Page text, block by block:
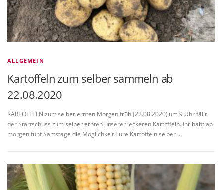
ALLGEMEIN
Kartoffeln zum selber sammeln ab
22.08.2020
KARTOFFELN zum selber ernten Morgen früh (22.08.2020) um 9 Uhr fällt
der Startschuss zum selber ernten unserer leckeren Kartoffeln. Ihr habt ab
morgen fünf Samstage die Möglichkeit Eure Kartoffeln selber …